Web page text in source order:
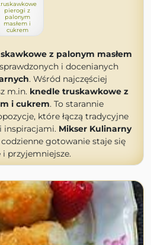
pierogi z
palonym
masłem i
cukrem
z palonym masłem
sprawdzonych i docenianych
. Wśród najczęściej
m.in. knedle truskawkowe z
i cukrem. To starannie
które łączą tradycyjne
inspiracjami. Mikser Kulinarny
gotowanie staje się
i przyjemniejsze.